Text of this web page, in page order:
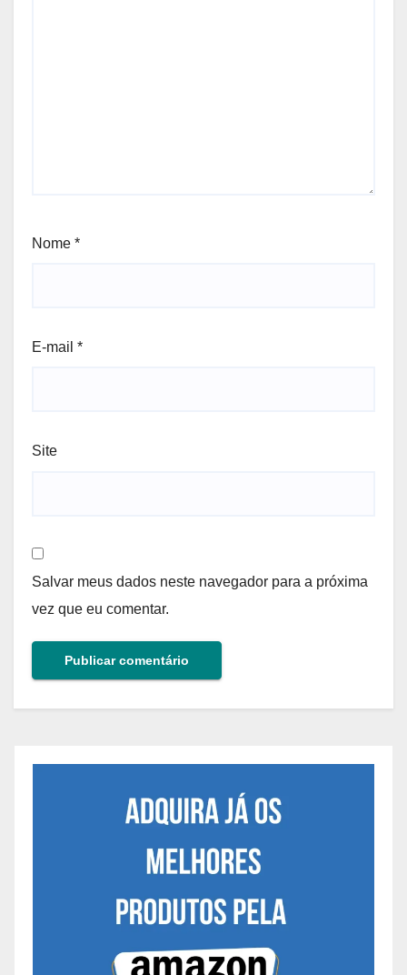
Nome *
E-mail *
Site
Salvar meus dados neste navegador para a próxima
vez que eu comentar.